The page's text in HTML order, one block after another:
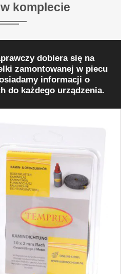
komplecie
dobiera się na
zamontowanej w piecu
informacji o
do każdego urządzenia.